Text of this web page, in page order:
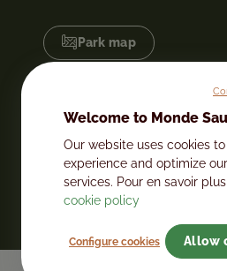
Park map
Internal regulations
General terms and conditions of
Privacy policies
Welcome to Monde
Our website uses cookies
experience and optimize
services. Pour en savoir
cookie policy
Configure cookies Allow